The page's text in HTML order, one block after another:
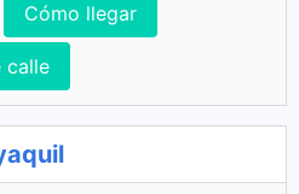
Cómo llegar
calle